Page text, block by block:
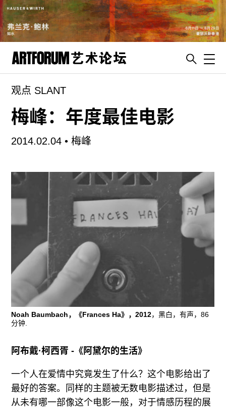
artguide
新闻
展评
杂志
视频
ENGLISH
ART & EDUCATION
订阅
往期内容
联系我们
关注我们
观点 SLANT
梅峰：年度最佳电影
2014.02.04 •梅峰
Noah Baumbach，《Frances Ha》，2012，黑白，有声，86
分钟.
阿布戴·柯西胥 -《阿黛尔的生活》
一个人在爱情中究竟发生了什么？这个电影给出了
最好的答案。同样的主题被无数电影描述过，但是
从未有哪一部像这个电影一般，对于情感历程的展